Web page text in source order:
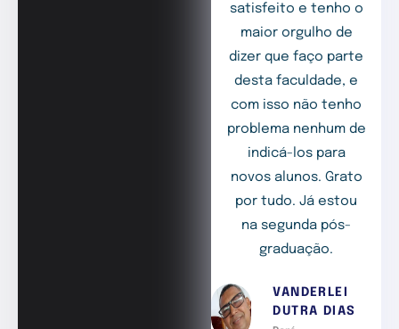
satisfeito e tenho o
maior orgulho de
dizer que faço parte
desta faculdade, e
com isso não tenho
problema nenhum de
indicá-los para
novos alunos. Grato
por tudo. Já estou
na segunda pós-
graduação.
VANDERLEI
DUTRA DIAS